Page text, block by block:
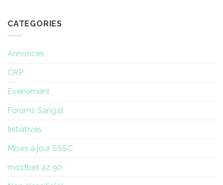
CATEGORIES
Annonces
CRP
Événement
Forums Sangat
Initiatives
Mises à jour SSSC
mostbet az 90